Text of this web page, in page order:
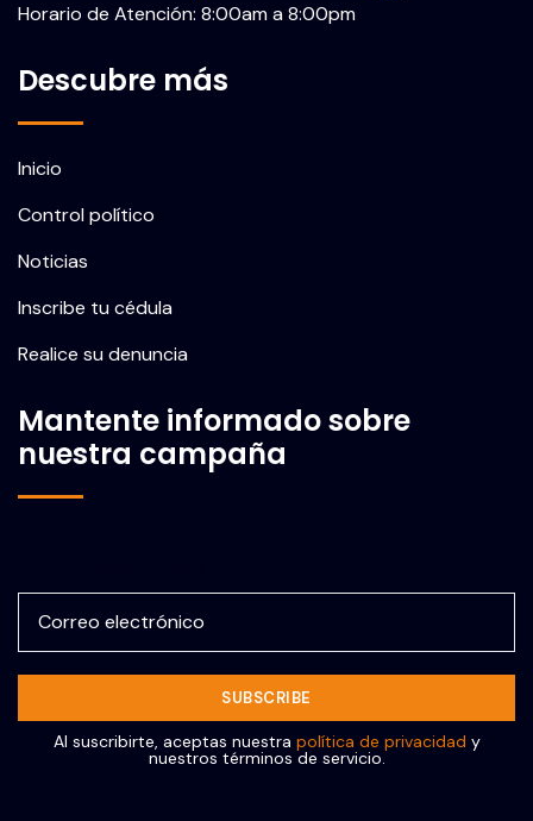
Horario de Atención: 8:00am a 8:00pm
Descubre más
Inicio
Control político
Noticias
Inscribe tu cédula
Realice su denuncia
Mantente informado sobre
nuestra campaña
Al suscribirte, aceptas nuestra política de privacidad y
nuestros términos de servicio.